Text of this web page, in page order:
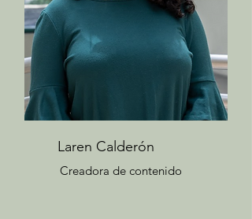
Laren Calderón
Creadora de contenido